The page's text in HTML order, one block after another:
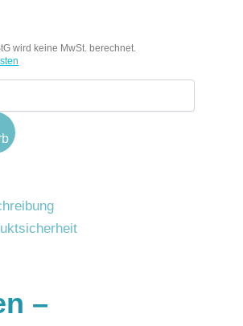
wird keine MwSt. berechnet.
–